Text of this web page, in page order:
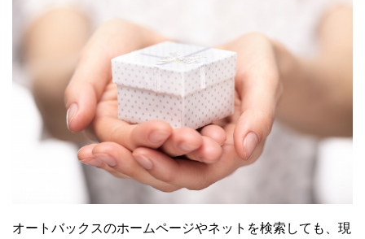
オートバックスのホームページやネットを検索しても、現